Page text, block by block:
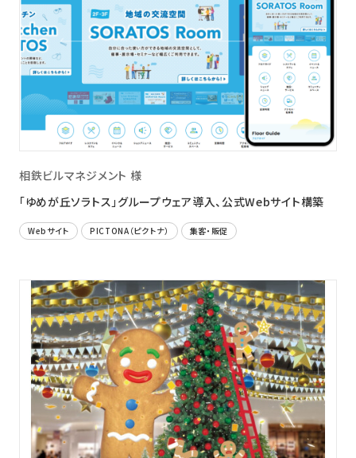
相鉄ビルマネジメント 様
「ゆめが丘ソラトス」グループウェア導入、公式Webサイト構築
Webサイト PICTONA（ピクトナ） 集客・販促